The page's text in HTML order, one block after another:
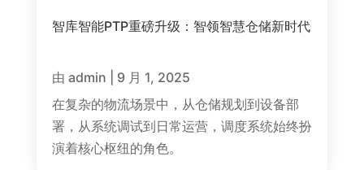
智库智能PTP重磅升级：智领智慧仓储新时代
由 admin
9 月 1, 2025
在复杂的物流场景中，从仓储规划到设备部
署，从系统调试到日常运营，调度系统始终扮
演着核心枢纽的角色。